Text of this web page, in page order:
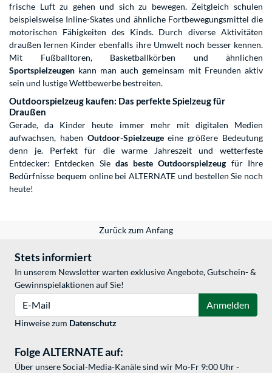
frische Luft zu gehen und sich zu bewegen. Zeitgleich schulen
beispielsweise Inline-Skates und ähnliche Fortbewegungsmittel die
motorischen Fähigkeiten des Kinds. Durch diverse Aktivitäten
draußen lernen Kinder ebenfalls ihre Umwelt noch besser kennen.
Mit Fußballtoren, Basketballkörben und ähnlichen
Sportspielzeugen kann man auch gemeinsam mit Freunden aktiv
sein und lustige Wettbewerbe bestreiten.
Outdoorspielzeug kaufen: Das perfekte Spielzeug für
Draußen
Gerade, da Kinder heute immer mehr mit digitalen Medien
aufwachsen, haben Outdoor-Spielzeugeeine größere Bedeutung
denn je. Perfekt für die warme Jahreszeit und wetterfeste
Entdecker: Entdecken Sie das beste Outdoorspielzeug für Ihre
Bedürfnisse bequem online bei ALTERNATE und bestellen Sie noch
heute!
Zurück zum Anfang
Stets informiert
In unserem Newsletter warten exklusive Angebote, Gutschein- &
Gewinnspielaktionen auf Sie!
Anmelden
Hinweise zum Datenschutz
Folge ALTERNATE auf:
Über unsere Social-Media-Kanäle sind wir Mo-Fr 9:00 Uhr -